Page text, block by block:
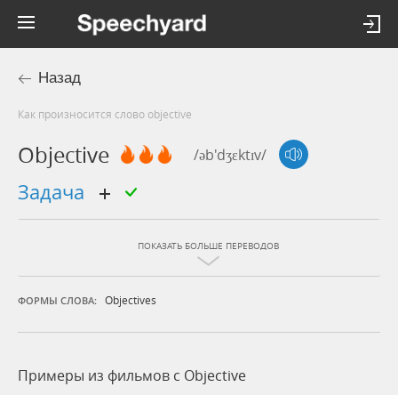
Назад
Как произносится слово objective
Objective /əb'dʒɛktɪv/
задача
ПОКАЗАТЬ БОЛЬШЕ ПЕРЕВОДОВ
ФОРМЫ СЛОВА: Objectives
Примеры из фильмов c Objective